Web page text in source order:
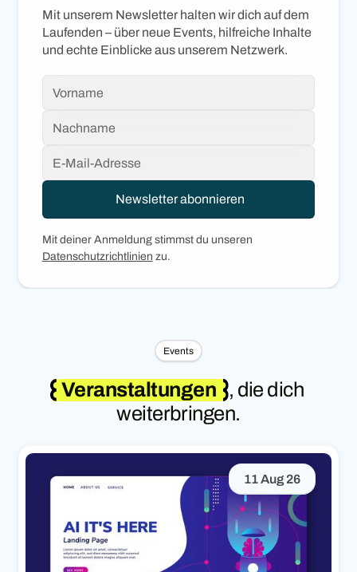
Mit unserem Newsletter halten wir dich auf dem
Laufenden – über neue Events, hilfreiche Inhalte
und echte Einblicke aus unserem Netzwerk.
Mit deiner Anmeldung stimmst du unseren
Datenschutzrichtlinien zu.
Events
Veranstaltungen , die dich
weiterbringen.
11 Aug 26